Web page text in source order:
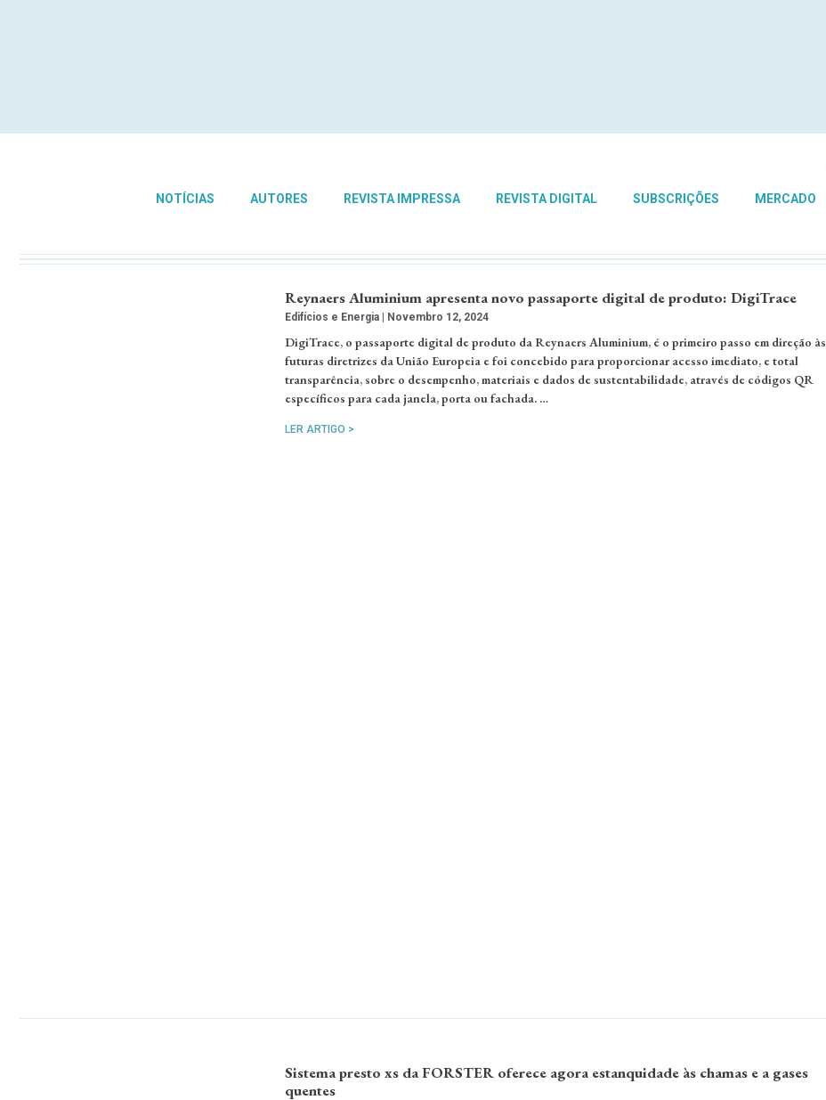
NOTÍCIAS AUTORES REVISTA IMPRESSA REVISTA DIGITAL SUBSCRIÇÕES MERCADO
Reynaers Aluminium apresenta novo passaporte digital de produto: DigiTrace
Edifícios e Energia Novembro 12, 2024
DigiTrace, o passaporte digital de produto da Reynaers Aluminium, é o primeiro passo em direção às
futuras diretrizes da União Europeia e foi concebido para proporcionar acesso imediato, e total
transparência, sobre o desempenho, materiais e dados de sustentabilidade, através de códigos QR
específicos para cada janela, porta ou fachada. …
LER ARTIGO >
Sistema presto xs da FORSTER oferece agora estanquidade às chamas e a gases
quentes